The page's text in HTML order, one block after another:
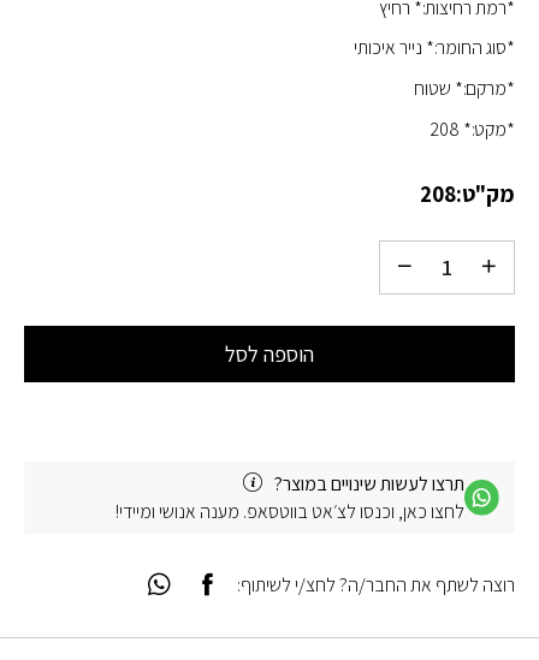
*רמת רחיצות:* רחיץ
*סוג החומר:* נייר איכותי
*מרקם:* שטוח
*מקט:* 208
מק"ט:208
הוספה לסל
תרצו לעשות שינויים במוצר?
לחצו כאן, וכנסו לצ׳אט בווטסאפ. מענה אנושי ומיידי!
רוצה לשתף את החבר/ה? לחצ/י לשיתוף: